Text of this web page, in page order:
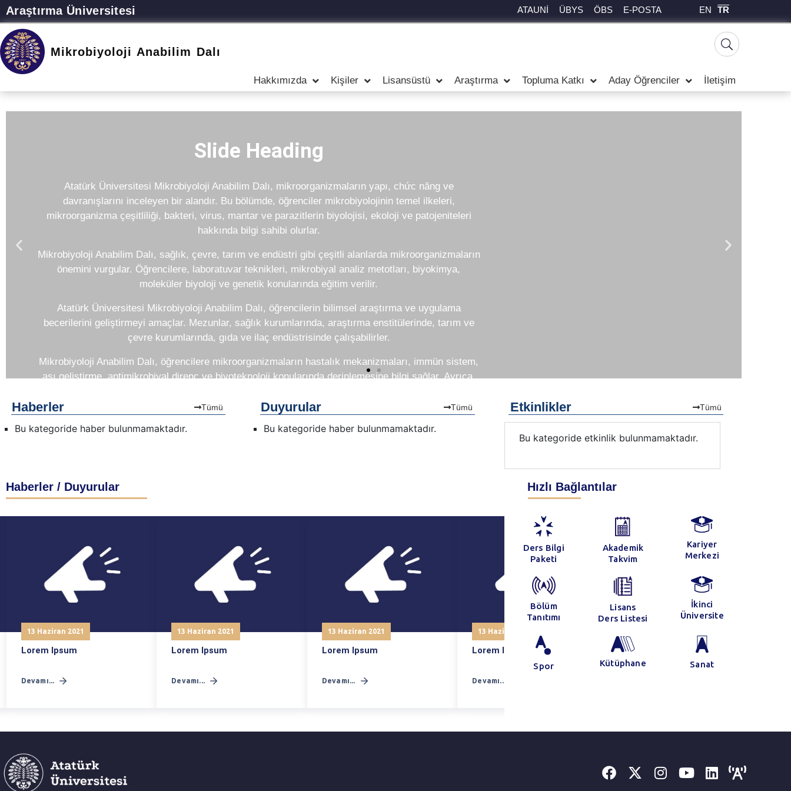
Araştırma Üniversitesi ATAUNİ ÜBYS ÖBS E-POSTA EN TR
Mikrobiyoloji Anabilim Dalı
Hakkımızda Kişiler Lisansüstü Araştırma Topluma Katkı Aday Öğrenciler İletişim
Slide Heading
Atatürk Üniversitesi Mikrobiyoloji Anabilim Dalı, mikroorganizmaların yapı, chức năng ve
davranışlarını inceleyen bir alandır. Bu bölümde, öğrenciler mikrobiyolojinin temel ilkeleri,
mikroorganizma çeşitliliği, bakteri, virus, mantar ve parazitlerin biyolojisi, ekoloji ve patojeniteleri
hakkında bilgi sahibi olurlar.
Mikrobiyoloji Anabilim Dalı, sağlık, çevre, tarım ve endüstri gibi çeşitli alanlarda mikroorganizmaların
önemini vurgular. Öğrencilere, laboratuvar teknikleri, mikrobiyal analiz metotları, biyokimya,
moleküler biyoloji ve genetik konularında eğitim verilir.
Atatürk Üniversitesi Mikrobiyoloji Anabilim Dalı, öğrencilerin bilimsel araştırma ve uygulama
becerilerini geliştirmeyi amaçlar. Mezunlar, sağlık kurumlarında, araştırma enstitülerinde, tarım ve
çevre kurumlarında, gıda ve ilaç endüstrisinde çalışabilirler.
Mikrobiyoloji Anabilim Dalı, öğrencilere mikroorganizmaların hastalık mekanizmaları, immün sistem,
aşı geliştirme, antimikrobiyal direnç ve biyoteknoloji konularında derinlemesine bilgi sağlar. Ayrıca,
Atatürk Üniversitesi Mikrobiyoloji Anabilim Dalı, mikrobiyoloji alanında uzmanlaşmış öğretim üyeleri
ve araştırma possibilityleriyle dikkat çeker. Öğrencilere, teorik ve uygulamalı eğitim veren bölüm,
Haberler Tümü
Bu kategoride haber bulunmamaktadır.
Duyurular Tümü
Bu kategoride haber bulunmamaktadır.
Etkinlikler Tümü
Bu kategoride etkinlik bulunmamaktadır.
Haberler / Duyurular
13 Haziran 2021
Lorem Ipsum
Devamı...
13 Haziran 2021
Lorem Ipsum
Devamı...
13 Haziran 2021
Lorem Ipsum
Devamı...
13 Haziran 2021
Lorem Ipsum
Devamı...
Hızlı Bağlantılar
Ders Bilgi
Paketi
Akademik
Takvim
Kariyer
Merkezi
Bölüm
Tanıtımı
Lisans
Ders Listesi
İkinci
Üniversite
Spor Kütüphane Sanat